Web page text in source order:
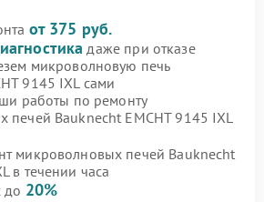
от 375 руб.
даже при отказе
микроволновую печь
9145 IXL сами
работы по ремонту
печей Bauknecht EMCHT 9145 IXL
микроволновых печей Bauknecht
в течении часа
до 20%